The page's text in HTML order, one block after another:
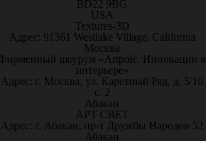
BD22 9BG
USA
Textures-3D
Адрес: 91361 Westlake Village, California
Москва
шоурум «Artpole. Инновации в
интерьере»
Адрес: г. Москва, ул. Каретный Ряд, д. 5/10
с. 2
Абакан
АРТ СВЕТ
Адрес: г. Абакан, пр-т Дружбы Народов 52
Абакан